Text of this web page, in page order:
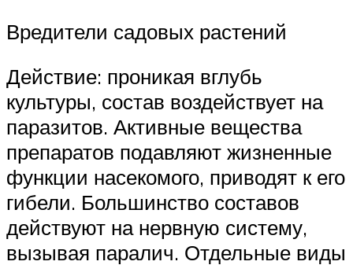
Вредители садовых растений
Действие: проникая вглубь
культуры, состав воздействует на
паразитов. Активные вещества
препаратов подавляют жизненные
функции насекомого, приводят к его
гибели. Большинство составов
действуют на нервную систему,
вызывая паралич. Отдельные виды